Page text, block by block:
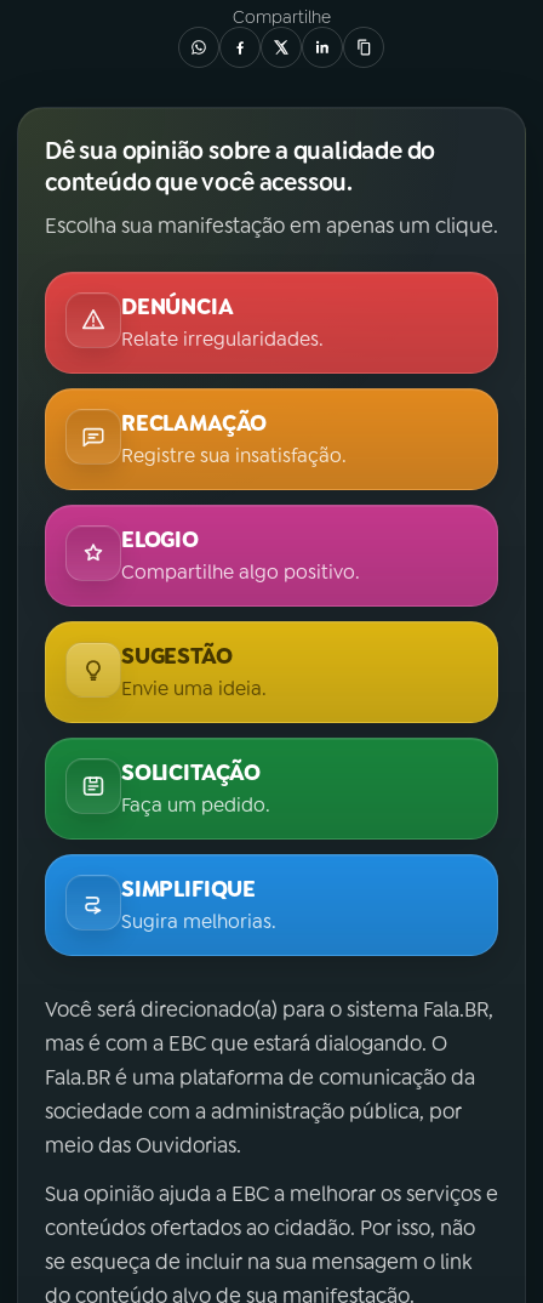
Compartilhe
Dê sua opinião sobre a qualidade do
conteúdo que você acessou.
Escolha sua manifestação em apenas um clique.
DENÚNCIA
Relate irregularidades.
RECLAMAÇÃO
Registre sua insatisfação.
ELOGIO
Compartilhe algo positivo.
SUGESTÃO
Envie uma ideia.
SOLICITAÇÃO
Faça um pedido.
SIMPLIFIQUE
Sugira melhorias.
Você será direcionado(a) para o sistema Fala.BR,
mas é com a EBC que estará dialogando. O
Fala.BR é uma plataforma de comunicação da
sociedade com a administração pública, por
meio das Ouvidorias.
Sua opinião ajuda a EBC a melhorar os serviços e
conteúdos ofertados ao cidadão. Por isso, não
se esqueça de incluir na sua mensagem o link
do conteúdo alvo de sua manifestação.